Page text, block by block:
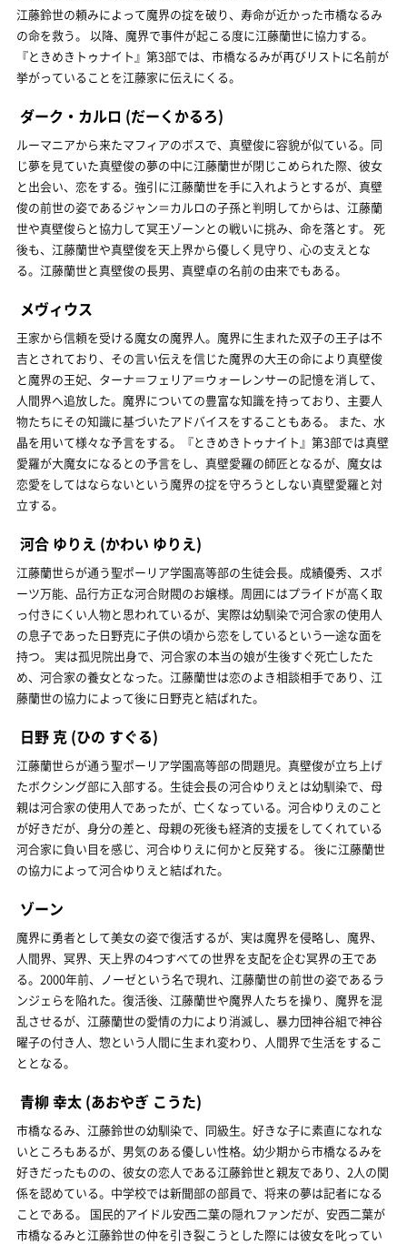
江藤鈴世の頼みによって魔界の掟を破り、寿命が近かった市橋なるみ
の命を救う。 以降、魔界で事件が起こる度に江藤蘭世に協力する。
『ときめきトゥナイト』第3部では、市橋なるみが再びリストに名前が
挙がっていることを江藤家に伝えにくる。
ダーク・カルロ (だーくかるろ)
ルーマニアから来たマフィアのボスで、真壁俊に容貌が似ている。同
じ夢を見ていた真壁俊の夢の中に江藤蘭世が閉じこめられた際、彼女
と出会い、恋をする。強引に江藤蘭世を手に入れようとするが、真壁
俊の前世の姿であるジャン＝カルロの子孫と判明してからは、江藤蘭
世や真壁俊らと協力して冥王ゾーンとの戦いに挑み、命を落とす。 死
後も、江藤蘭世や真壁俊を天上界から優しく見守り、心の支えとな
る。江藤蘭世と真壁俊の長男、真壁卓の名前の由来でもある。
メヴィウス
王家から信頼を受ける魔女の魔界人。魔界に生まれた双子の王子は不
吉とされており、その言い伝えを信じた魔界の大王の命により真壁俊
と魔界の王妃、ターナ＝フェリア＝ウォーレンサーの記憶を消して、
人間界へ追放した。魔界についての豊富な知識を持っており、主要人
物たちにその知識に基づいたアドバイスをすることもある。 また、水
晶を用いて様々な予言をする。『ときめきトゥナイト』第3部では真壁
愛羅が大魔女になるとの予言をし、真壁愛羅の師匠となるが、魔女は
恋愛をしてはならないという魔界の掟を守ろうとしない真壁愛羅と対
立する。
河合 ゆりえ (かわい ゆりえ)
江藤蘭世らが通う聖ポーリア学園高等部の生徒会長。成績優秀、スポ
ーツ万能、品行方正な河合財閥のお嬢様。周囲にはプライドが高く取
っ付きにくい人物と思われているが、実際は幼馴染で河合家の使用人
の息子であった日野克に子供の頃から恋をしているという一途な面を
持つ。 実は孤児院出身で、河合家の本当の娘が生後すぐ死亡したた
め、河合家の養女となった。江藤蘭世は恋のよき相談相手であり、江
藤蘭世の協力によって後に日野克と結ばれた。
日野 克 (ひの すぐる)
江藤蘭世らが通う聖ポーリア学園高等部の問題児。真壁俊が立ち上げ
たボクシング部に入部する。生徒会長の河合ゆりえとは幼馴染で、母
親は河合家の使用人であったが、亡くなっている。河合ゆりえのこと
が好きだが、身分の差と、母親の死後も経済的支援をしてくれている
河合家に負い目を感じ、河合ゆりえに何かと反発する。 後に江藤蘭世
の協力によって河合ゆりえと結ばれた。
ゾーン
魔界に勇者として美女の姿で復活するが、実は魔界を侵略し、魔界、
人間界、冥界、天上界の4つすべての世界を支配を企む冥界の王であ
る。2000年前、ノーゼという名で現れ、江藤蘭世の前世の姿であるラ
ンジェらを陥れた。復活後、江藤蘭世や魔界人たちを操り、魔界を混
乱させるが、江藤蘭世の愛情の力により消滅し、暴力団神谷組で神谷
曜子の付き人、惣という人間に生まれ変わり、人間界で生活をするこ
ととなる。
青柳 幸太 (あおやぎ こうた)
市橋なるみ、江藤鈴世の幼馴染で、同級生。好きな子に素直になれな
いところもあるが、男気のある優しい性格。幼少期から市橋なるみを
好きだったものの、彼女の恋人である江藤鈴世と親友であり、2人の関
係を認めている。中学校では新聞部の部員で、将来の夢は記者になる
ことである。 国民的アイドル安西二葉の隠れファンだが、安西二葉が
市橋なるみと江藤鈴世の仲を引き裂こうとした際には彼女を叱ってい